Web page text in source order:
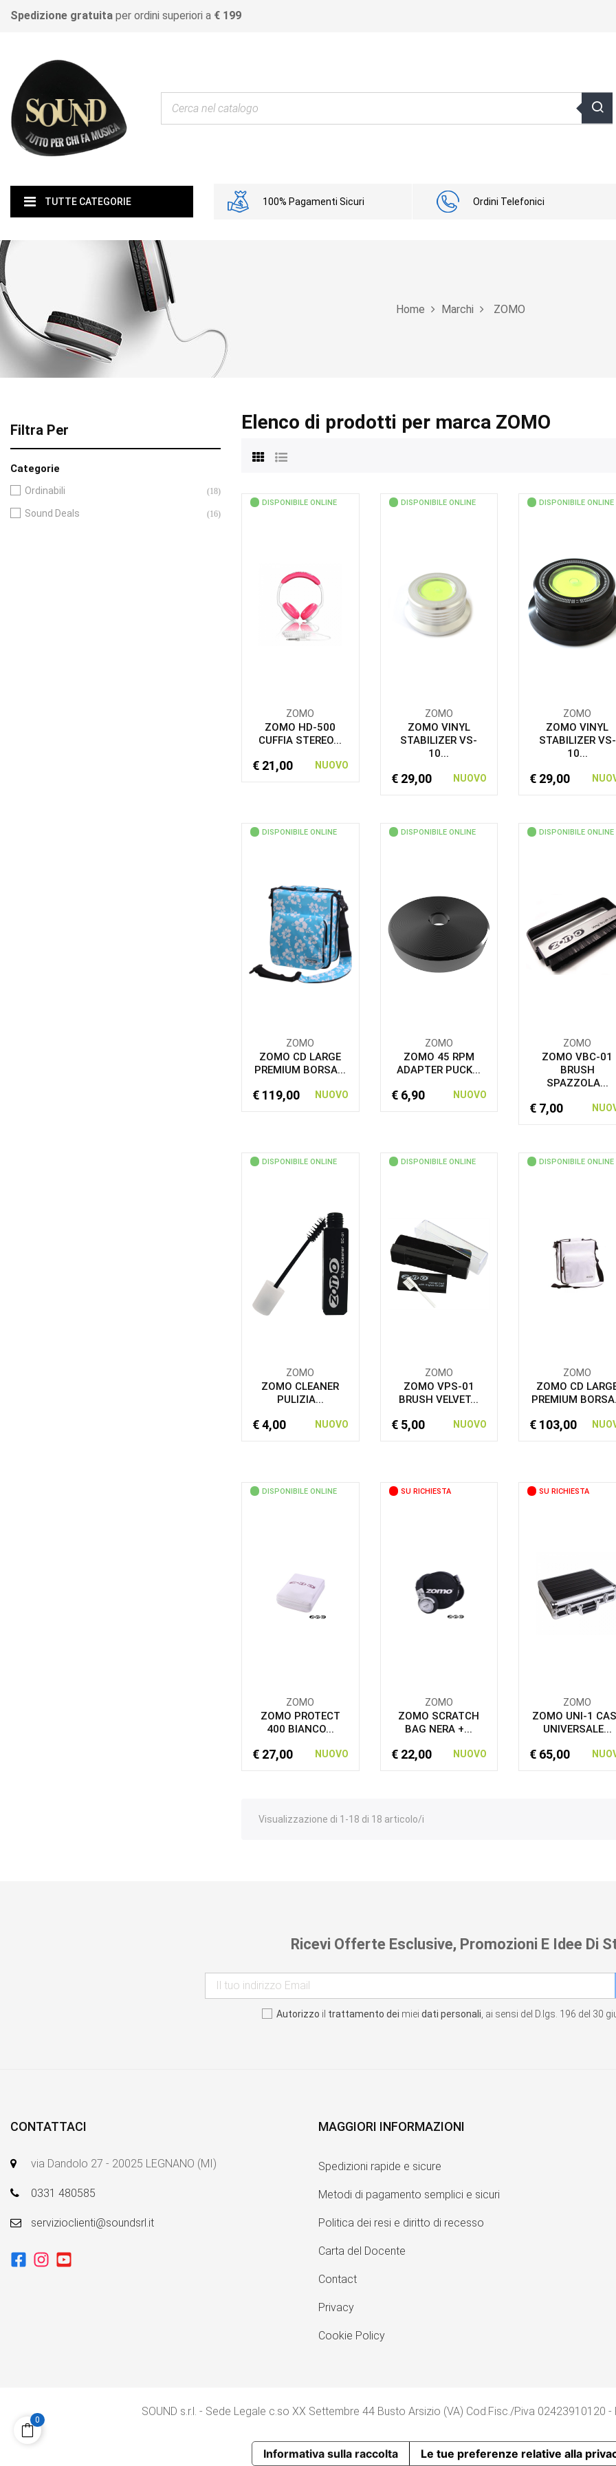
Spedizione gratuita per ordini superiori a € 199
TUTTE CATEGORIE 100% Pagamenti Sicuri Ordini Telefonici
Home Marchi ZOMO
Filtra Per
Categorie
Ordinabili (18)
Sound Deals (16)
Elenco di prodotti per marca ZOMO
DISPONIBILE ONLINE
ZOMO
ZOMO HD-500
CUFFIA STEREO...
€ 21,00 NUOVO
DISPONIBILE ONLINE
ZOMO
ZOMO VINYL
STABILIZER VS-
10...
€ 29,00 NUOVO
DISPONIBILE ONLINE
ZOMO
ZOMO VINYL
STABILIZER VS-
10...
€ 29,00
DISPONIBILE ONLINE
ZOMO
ZOMO CD LARGE
PREMIUM BORSA...
€ 119,00 NUOVO
DISPONIBILE ONLINE
ZOMO
ZOMO 45 RPM
ADAPTER PUCK...
€ 6,90 NUOVO
DISPONIBILE ONLINE
ZOMO
ZOMO VBC-01
BRUSH
SPAZZOLA...
€ 7,00
DISPONIBILE ONLINE
ZOMO
ZOMO CLEANER
PULIZIA...
€ 4,00 NUOVO
DISPONIBILE ONLINE
ZOMO
ZOMO VPS-01
BRUSH VELVET...
€ 5,00 NUOVO
DISPONIBILE ONLINE
ZOMO
ZOMO CD
PREMIUM
€ 103,00
DISPONIBILE ONLINE
ZOMO
ZOMO PROTECT
400 BIANCO...
€ 27,00 NUOVO
SU RICHIESTA
ZOMO
ZOMO SCRATCH
BAG NERA +...
€ 22,00 NUOVO
SU RICHIESTA
ZOMO
ZOMO UNI-1
UNIVERSALE...
€ 65,00
Visualizzazione di 1-18 di 18 articolo/i
Ricevi Offerte Esclusive, Promozioni E Idee Di
Autorizzo il trattamento dei miei dati personali , ai sensi del D.lgs. 196 del 30
CONTATTACI
via Dandolo 27 - 20025 LEGNANO (MI)
0331 480585
servizioclienti@soundsrl.it
MAGGIORI INFORMAZIONI
Spedizioni rapide e sicure
Metodi di pagamento semplici e sicuri
Politica dei resi e diritto di recesso
Carta del Docente
Contact
Privacy
Cookie Policy
SOUND s.r.l. - Sede Legale c.so XX Settembre 44 Busto Arsizio (VA) Cod.Fisc./P.iva 02423910120 -
0
Informativa sulla raccolta Le tue preferenze relative alla